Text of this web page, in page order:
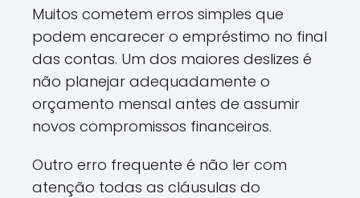
Muitos cometem erros simples que
podem encarecer o empréstimo no final
das contas. Um dos maiores deslizes é
não planejar adequadamente o
orçamento mensal antes de assumir
novos compromissos financeiros.
Outro erro frequente é não ler com
atenção todas as cláusulas do